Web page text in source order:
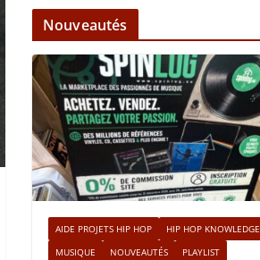
Nouveautés
AIDE PROJETS HIP HOP
HIP HOP KNOWLEDGE
MUSIQUE
NOUVEAUTÉS PLAYLIST